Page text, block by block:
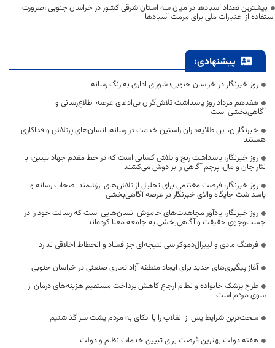
بیشترین تعداد آسبادها در میان سه استان شرقی کشور در خراسان جنوبی ،ضرورت
استفاده از اعتبارات ملی برای مرمت آسبادها
پیشنهادی:
روز خبرنگار در خراسان جنوبی؛ شورای اداری به رنگ رسانه
هفدهم مرداد روز پاسداشت تلاش‌گران بی‌ادعای عرصه اطلاع‌رسانی و
آگاهی‌بخشی است
خبرنگاران، این طلایه‌داران راستین خدمت در رسانه، انسان‌های پرتلاش و فداکاری
هستند
روز خبرنگار، پاسداشت رنج و تلاش کسانی است که در خط مقدم جهاد تبیین، با
نثار جان و مال، پرچم آگاهی را بر دوش می‌کشند
روز خبرنگار، فرصت مغتنمی برای تجلیل از تلاش‌های ارزشمند اصحاب رسانه و
پاسداشت جایگاه والای خبرنگار در عرصه آگاهی‌بخشی
روز خبرنگار، یادآور مجاهدت‌های خاموش انسان‌هایی است که رسالت خود را در
جست‌وجوی حقیقت و آگاهی‌بخشی به جامعه معنا کرده‌اند
فرهنگ مادی و لیبرال‌دموکراسی نتیجه‌ای جز فساد و انحطاط اخلاقی ندارد
آغاز پیگیری‌های جدید برای ایجاد منطقه آزاد تجاری صنعتی در خراسان جنوبی
طرح پزشک خانواده و نظام ارجاع کاهش پرداخت مستقیم هزینه‌های درمان از
سوی مردم است
سخت‌ترین شرایط پس از انقلاب را با اتکای به مردم پشت سر گذاشتیم
هفته دولت بهترین فرصت برای تبیین خدمات نظام و دولت